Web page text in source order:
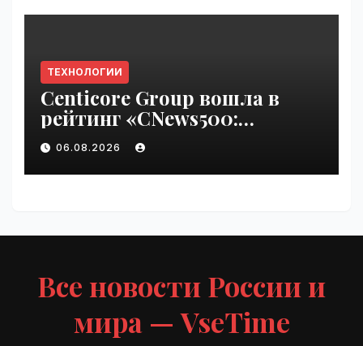
ТЕХНОЛОГИИ
Centicore Group вошла в
рейтинг «CNews500:
Крупнейшие ИТ-компании
России» | VseTime.ru
06.08.2026
Все новости России и
мира — VseTime